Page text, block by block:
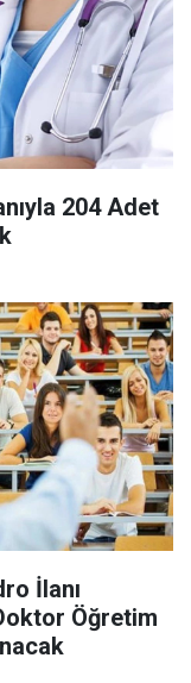
204 Adet
İlanı
Öğretim